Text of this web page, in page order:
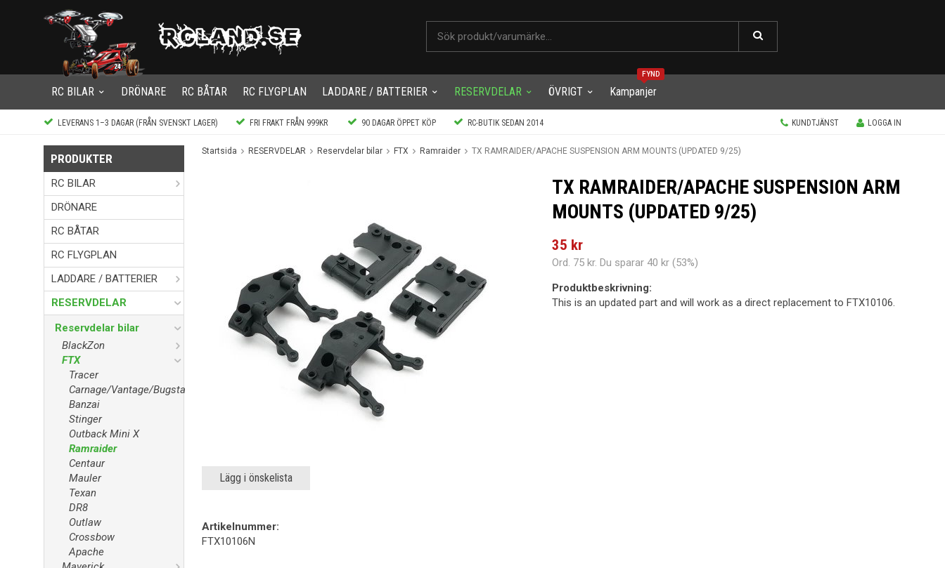
RC BILAR DRÖNARE RC BÅTAR RC FLYGPLAN LADDARE / BATTERIER RESERVDELAR ÖVRIGT
FYND
Kampanjer
LEVERANS 1–3 DAGAR (FRÅN SVENSKT LAGER) FRI FRAKT FRÅN 999KR 90 DAGAR ÖPPET KÖP RC-BUTIK SEDAN 2014 KUNDTJÄNST LOGGA IN
PRODUKTER
RC BILAR
DRÖNARE
RC BÅTAR
RC FLYGPLAN
LADDARE / BATTERIER
RESERVDELAR
Reservdelar bilar
BlackZon
FTX
Tracer
Carnage/Vantage/Bugsta
Banzai
Stinger
Outback Mini X
Ramraider
Centaur
Mauler
Texan
DR8
Outlaw
Crossbow
Apache
Startsida RESERVDELAR Reservdelar bilar FTX Ramraider TX RAMRAIDER/APACHE SUSPENSION ARM MOUNTS (UPDATED 9/25)
TX RAMRAIDER/APACHE SUSPENSION ARM
MOUNTS (UPDATED 9/25)
35 kr
Ord. 75 kr. Du sparar 40 kr(53%)
Produktbeskrivning:
This is an updated part and will work as a direct replacement to FTX10106.
Lägg i önskelista
Artikelnummer:
FTX10106N